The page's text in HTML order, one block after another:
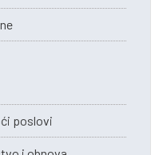
poslovi